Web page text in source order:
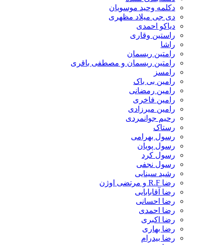
دکلمه وحید موسویان
دی جی میلاد مظهری
دیاکو احمدی
راستین وقاری
راشا
رامتین ریسمان
رامتین ریسمان و مصطفی باقری
رامسز
رامین بی باک
رامین رمضانی
رامین فاخری
رامین میرزادی
رحیم جوانمردی
رستاک
رسول بهرامی
رسول پویان
رسول کرد
رسول نجفی
رشید سینایی
رضا R.F و مرتضی اوژن
رضا آقابابایی
رضا احسانی
رضا احمدی
رضا اکبری
رضا بهاری
رضا بیدرام